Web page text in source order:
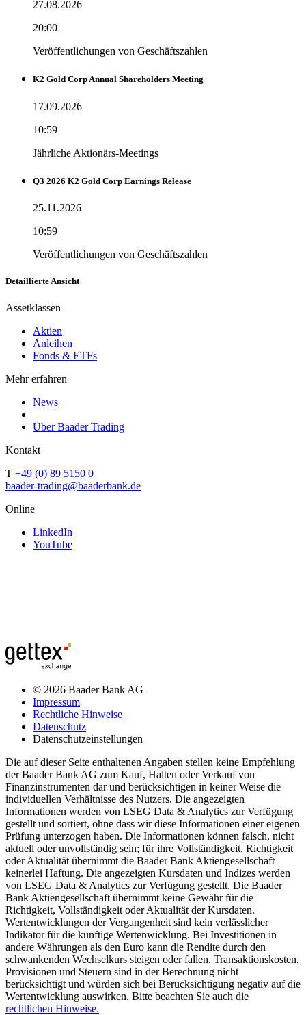
27.08.2026
20:00
Veröffentlichungen von Geschäftszahlen
K2 Gold Corp Annual Shareholders Meeting
17.09.2026
10:59
Jährliche Aktionärs-Meetings
Q3 2026 K2 Gold Corp Earnings Release
25.11.2026
10:59
Veröffentlichungen von Geschäftszahlen
Detaillierte Ansicht
Assetklassen
Aktien
Anleihen
Fonds & ETFs
Mehr erfahren
News
Über Baader Trading
Kontakt
T +49 (0) 89 5150 0
baader-trading@baaderbank.de
Online
LinkedIn
YouTube
© 2026 Baader Bank AG
Impressum
Rechtliche Hinweise
Datenschutz
Datenschutzeinstellungen
Die auf dieser Seite enthaltenen Angaben stellen keine Empfehlung
der Baader Bank AG zum Kauf, Halten oder Verkauf von
Finanzinstrumenten dar und berücksichtigen in keiner Weise die
individuellen Verhältnisse des Nutzers. Die angezeigten
Informationen werden von LSEG Data & Analytics zur Verfügung
gestellt und sortiert, ohne dass wir diese Informationen einer eigenen
Prüfung unterzogen haben. Die Informationen können falsch, nicht
aktuell oder unvollständig sein; für ihre Vollständigkeit, Richtigkeit
oder Aktualität übernimmt die Baader Bank Aktiengesellschaft
keinerlei Haftung. Die angezeigten Kursdaten und Indizes werden
von LSEG Data & Analytics zur Verfügung gestellt. Die Baader
Bank Aktiengesellschaft übernimmt keine Gewähr für die
Richtigkeit, Vollständigkeit oder Aktualität der Kursdaten.
Wertentwicklungen der Vergangenheit sind kein verlässlicher
Indikator für die künftige Wertenwicklung. Bei Investitionen in
andere Währungen als den Euro kann die Rendite durch den
schwankenden Wechselkurs steigen oder fallen. Transaktionskosten,
Provisionen und Steuern sind in der Berechnung nicht
berücksichtigt und würden sich bei Berücksichtigung negativ auf die
Wertentwicklung auswirken. Bitte beachten Sie auch die
rechtlichen Hinweise.